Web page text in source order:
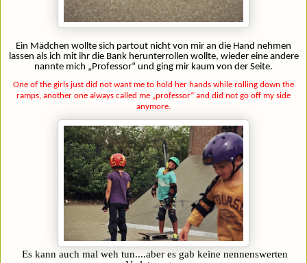
Ein Mädchen wollte sich partout nicht von mir an die Hand nehmen
lassen als ich mit ihr die Bank herunterrollen wollte, wieder eine andere
nannte mich „Professor“ und ging mir kaum von der Seite.
One of the girls just did not want me to hold her hands while rolling down the
ramps, another one always called me „professor“ and did not go off my side
anymore.
Es kann auch mal weh tun....aber es gab keine nennenswerten